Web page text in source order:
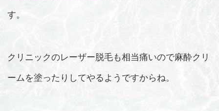
す。
クリニックのレーザー脱毛も相当痛いので麻酔クリ
ームを塗ったりしてやるようですからね。